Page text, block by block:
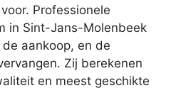
Professionele
in Sint-Jans-Molenbeek
aankoop, en de
Zij berekenen
en meest geschikte